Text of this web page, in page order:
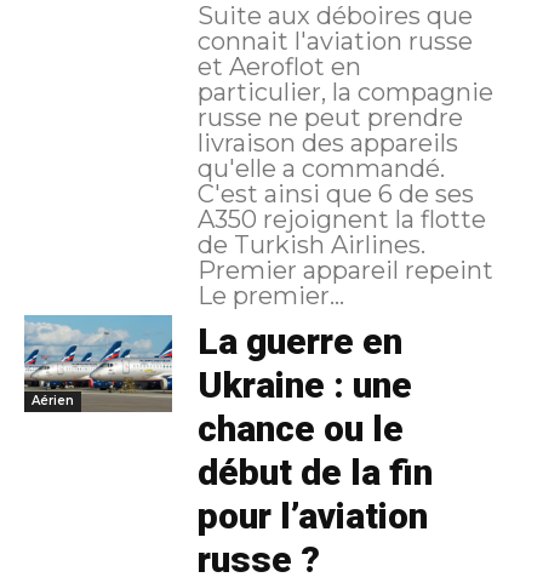
Suite aux déboires que
connait l'aviation russe
et Aeroflot en
particulier, la compagnie
russe ne peut prendre
livraison des appareils
qu'elle a commandé.
C'est ainsi que 6 de ses
A350 rejoignent la flotte
de Turkish Airlines.
Premier appareil repeint
Le premier...
Aérien
La guerre en
Ukraine : une
chance ou le
début de la fin
pour l’aviation
russe ?